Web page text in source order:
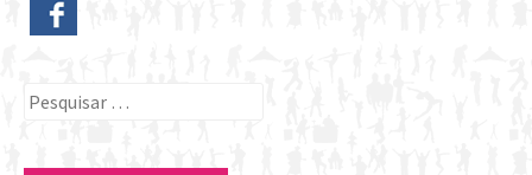
Pesquisar